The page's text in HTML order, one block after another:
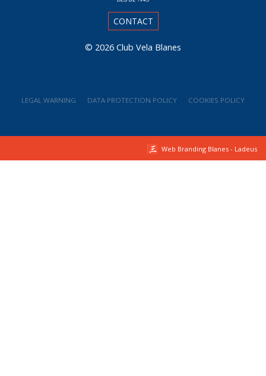
CONTACT
© 2026 Club Vela Blanes
LEGAL WARNING DATA PROTECTION POLICY COOKIES POLICY
Web Branding Blanes - Ladeus